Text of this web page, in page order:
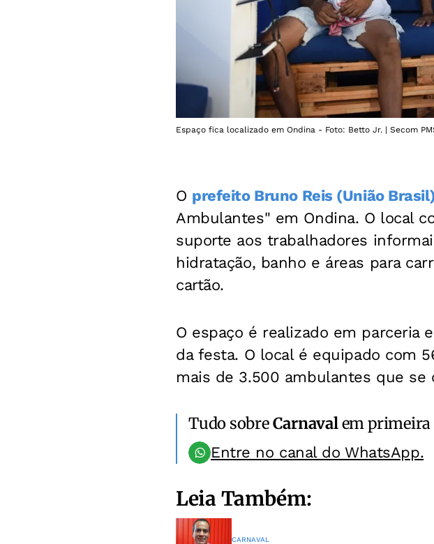
Espaço fica localizado em Ondina - Foto: Betto Jr. | Secom
O prefeito Bruno Reis (União Brasil)
Ambulantes" em Ondina. O local
suporte aos trabalhadores
hidratação, banho e áreas para
cartão.
O espaço é realizado em parceria
da festa. O local é equipado com
mais de 3.500 ambulantes que
Tudo sobreCarnavalem primeira
Entre no canal do WhatsApp.
Leia Também:
CARNAVAL